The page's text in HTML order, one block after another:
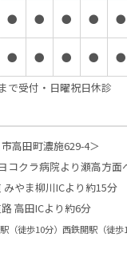
● ● ● ● ●
● ● ● ● ●
で受付・日曜祝日休診
高田町濃施629-4＞
コクラ病院より瀬高方面
みやま柳川ICより約15分
高田ICより約6分
（徒歩10分）西鉄開駅（徒歩